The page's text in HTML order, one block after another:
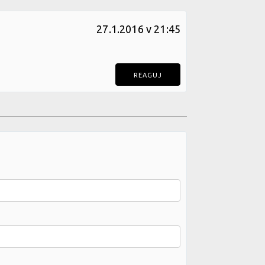
27.1.2016 v 21:45
REAGUJ